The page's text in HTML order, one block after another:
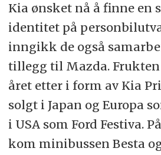
Kia ønsket nå å finne en
identitet på
inngikk de også
tillegg til Mazda.
året etter i form av Kia
solgt i Japan og Europa
i USA som Ford Festiva.
kom minibussen Besta